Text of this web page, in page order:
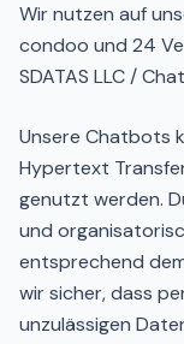
Wir nutzen auf
condoo und 24
SDATAS LLC /
Unsere Chatbots
Hypertext
genutzt werden.
und
entsprechend
wir sicher, dass
unzulässigen